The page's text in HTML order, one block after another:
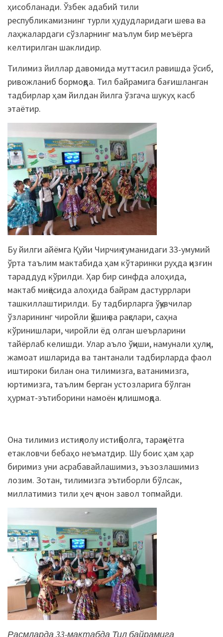
ҳисобланади. Ўзбек адабий тили
республикамизнинг турли ҳудудларидаги шева ва
лаҳжалардаги сўзларнинг маълум бир меъёрга
келтирилган шаклидир.
Тилимиз йиллар давомида муттасил равишда ўсиб,
ривожланиб бормоқда. Тил байрамига бағишланган
тадбирлар ҳам йилдан йилга ўзгача шукуҳ касб
этаётир.
Бу йилги айёмга Қуйи Чирчиқ туманидаги 33-умумий
ўрта таълим мактабида ҳам кўтаринки руҳда қизғин
тараддуд кўрилди. Ҳар бир синфда алоҳида,
мактаб миқёсида алоҳида байрам дастуррлари
ташкиллаштирилди. Бу тадбирларга ўқувчилар
ўзларининг чиройли қўшиқ ва рақслари, саҳна
кўринишлари, чиройли ёд олган шеърларини
тайёрлаб келишди. Улар аъло ўқиши, намунали ҳулқи,
жамоат ишларида ва тантанали тадбирларда фаол
иштироки билан она тилимизга, ватанимизга,
юртимизга, таълим берган устозларига бўлган
ҳурмат-эътиборини намоён қилишмоқда.
Она тилимиз истиқлолу истиқболга, тараққиётга
етакловчи бебаҳо неъматдир. Шу боис ҳам ҳар
биримиз уни асрабавайлашимиз, эъзозлашимиз
лозим. Зотан, тилимизга эътиборли бўлсак,
миллатимиз тили ҳеч қачон завол топмайди.
Расмларда 33-мактабда Тил байрамига